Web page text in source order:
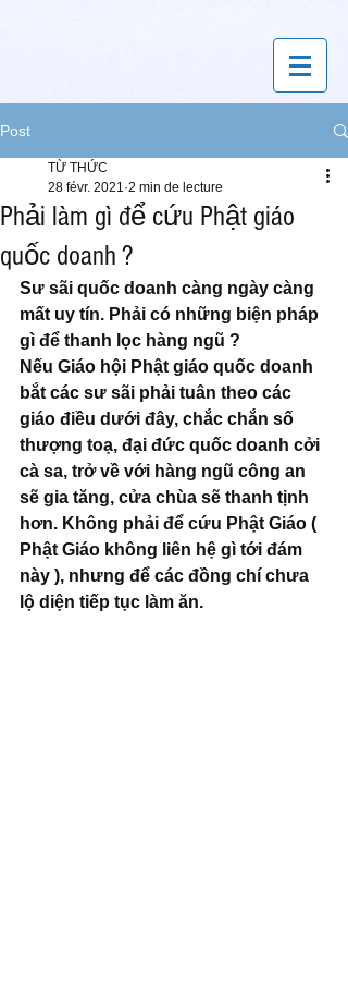
Post
Phải làm gì để cứu Phật giáo
quốc doanh ?
TỪ THỨC
28 févr. 2021 2 min de lecture
Sư sãi quốc doanh càng ngày càng
mất uy tín. Phải có những biện pháp
gì để thanh lọc hàng ngũ ?
Nếu Giáo hội Phật giáo quốc doanh
bắt các sư sãi phải tuân theo các
giáo điều dưới đây, chắc chắn số
thượng toạ, đại đức quốc doanh cởi
cà sa, trở về với hàng ngũ công an
sẽ gia tăng, cửa chùa sẽ thanh tịnh
hơn. Không phải để cứu Phật Giáo (
Phật Giáo không liên hệ gì tới đám
này ), nhưng để các đồng chí chưa
lộ diện tiếp tục làm ăn.